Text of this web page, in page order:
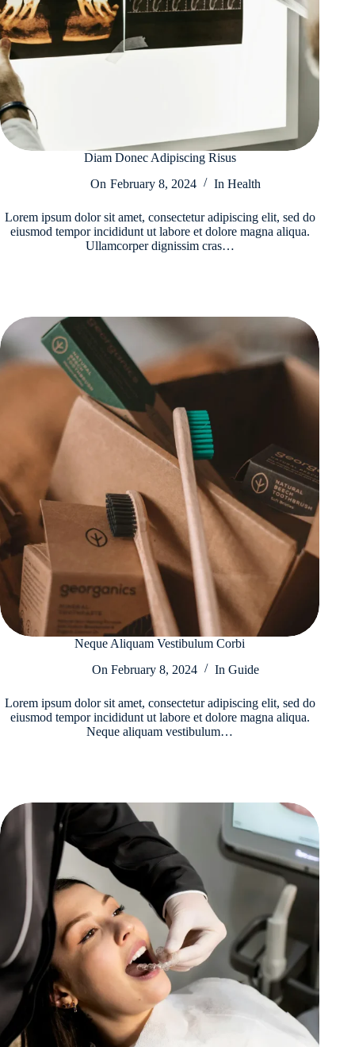
Diam Donec Adipiscing Risus
On February 8, 2024 In Health
Lorem ipsum dolor sit amet, consectetur adipiscing elit, sed do
eiusmod tempor incididunt ut labore et dolore magna aliqua.
Ullamcorper dignissim cras…
Neque Aliquam Vestibulum Corbi
On February 8, 2024 In Guide
Lorem ipsum dolor sit amet, consectetur adipiscing elit, sed do
eiusmod tempor incididunt ut labore et dolore magna aliqua.
Neque aliquam vestibulum…